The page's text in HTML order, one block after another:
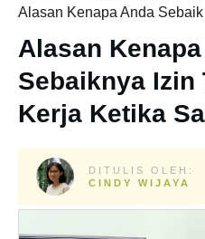
Alasan
Sebaiknya Izin
Kerja Ketika
DITULIS OLEH:
CINDY WIJAYA